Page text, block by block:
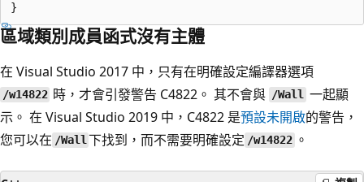
區域類別成員函式沒有主體
在 Visual Studio 2017 中，只有在明確設定編譯器選項
/w14822 時，才會引發警告 C4822。 其不會與 /Wall一起顯
示。 在 Visual Studio 2019 中，C4822 是預設未開啟的警告，
您可以在 /Wall下找到，而不需要明確設定 /w14822 。